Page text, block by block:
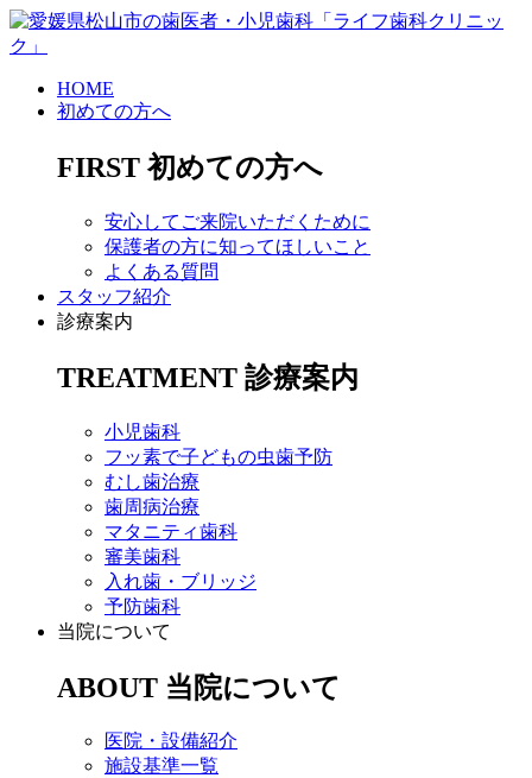
HOME
初めての方へ
FIRST 初めての方へ
安心してご来院いただくために
保護者の方に知ってほしいこと
よくある質問
スタッフ紹介
診療案内
TREATMENT 診療案内
小児歯科
フッ素で子どもの虫歯予防
むし歯治療
歯周病治療
マタニティ歯科
審美歯科
入れ歯・ブリッジ
予防歯科
当院について
ABOUT 当院について
医院・設備紹介
施設基準一覧